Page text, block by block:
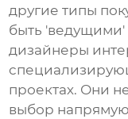
другие типы
быть
дизайнеры
проектах. Они
выбор